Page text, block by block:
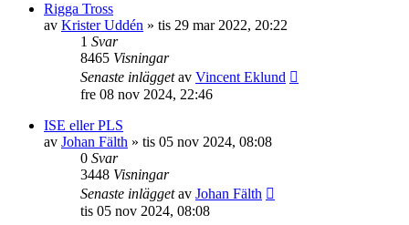
Rigga Tross
av Krister Uddén » tis 29 mar 2022, 20:22
1 Svar
8465 Visningar
Senaste inläggetav Vincent Eklund
fre 08 nov 2024, 22:46
ISE eller PLS
av Johan Fälth » tis 05 nov 2024, 08:08
0 Svar
3448 Visningar
Senaste inläggetav Johan Fälth
tis 05 nov 2024, 08:08